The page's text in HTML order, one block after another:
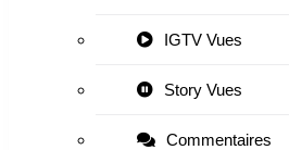
IGTV Vues
Story Vues
Commentaires